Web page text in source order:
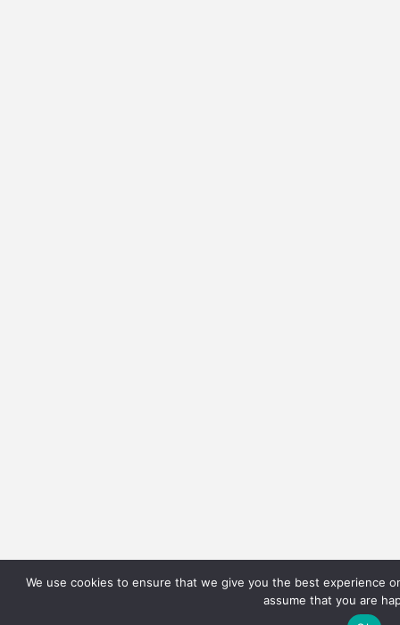
We use cookies to ensure that we give you the best experience
assume that you are